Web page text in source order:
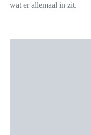
wat er allemaal in zit.